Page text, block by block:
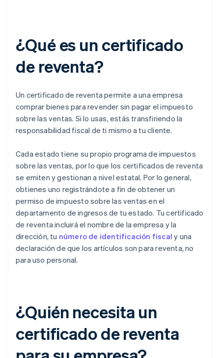
¿Qué es un certificado
de reventa?
Un certificado de reventa permite a una empresa
comprar bienes para revender sin pagar el impuesto
sobre las ventas. Si lo usas, estás transfiriendo la
responsabilidad fiscal de ti mismo a tu cliente.
Cada estado tiene su propio programa de impuestos
sobre las ventas, por lo que los certificados de reventa
se emiten y gestionan a nivel estatal. Por lo general,
obtienes uno registrándote a fin de obtener un
permiso de impuesto sobre las ventas en el
departamento de ingresos de tu estado. Tu certificado
de reventa incluirá el nombre de la empresa y la
dirección, tu número de identificación fiscal y una
declaración de que los artículos son para reventa, no
para uso personal.
¿Quién necesita un
certificado de reventa